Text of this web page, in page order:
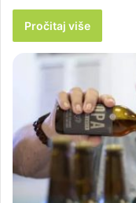
Pročitaj više